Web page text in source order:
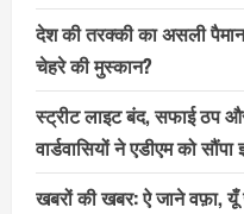
देश की तरक्की का असली
चेहरे की मुस्कान?
स्ट्रीट लाइट बंद, सफाई ठप
वार्डवासियों ने एडीएम को सौंपा
खबरों की खबर: ऐ जाने वफ़ा,